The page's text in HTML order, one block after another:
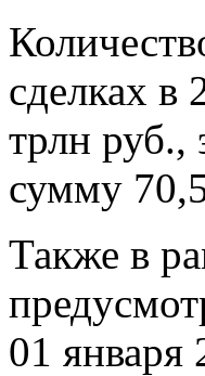
сделках в
трлн руб.,
сумму
Также в
01 января